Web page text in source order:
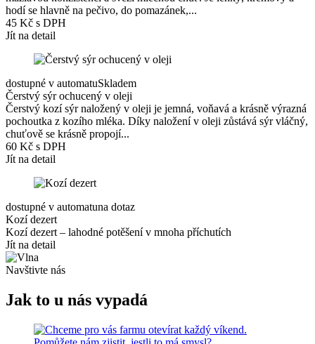
hodí se hlavně na pečivo, do pomazánek,...
45 Kč s DPH
Jít na detail
dostupné v automatuSkladem
Čerstvý sýr ochucený v oleji
Čerstvý kozí sýr naložený v oleji je jemná, voňavá a krásně výrazná
pochoutka z kozího mléka. Díky naložení v oleji zůstává sýr vláčný,
chuťově se krásně propojí...
60 Kč s DPH
Jít na detail
dostupné v automatuna dotaz
Kozí dezert
Kozí dezert – lahodné potěšení v mnoha příchutích
Jít na detail
Navštivte nás
Jak to u nás vypadá